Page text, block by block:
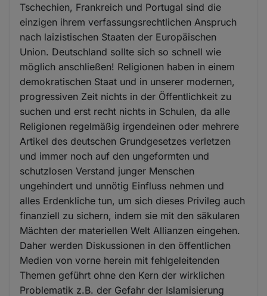
Tschechien, Frankreich und Portugal sind die
einzigen ihrem verfassungsrechtlichen Anspruch
nach laizistischen Staaten der Europäischen
Union. Deutschland sollte sich so schnell wie
möglich anschließen! Religionen haben in einem
demokratischen Staat und in unserer modernen,
progressiven Zeit nichts in der Öffentlichkeit zu
suchen und erst recht nichts in Schulen, da alle
Religionen regelmäßig irgendeinen oder mehrere
Artikel des deutschen Grundgesetzes verletzen
und immer noch auf den ungeformten und
schutzlosen Verstand junger Menschen
ungehindert und unnötig Einfluss nehmen und
alles Erdenkliche tun, um sich dieses Privileg auch
finanziell zu sichern, indem sie mit den säkularen
Mächten der materiellen Welt Allianzen eingehen.
Daher werden Diskussionen in den öffentlichen
Medien von vorne herein mit fehlgeleitenden
Themen geführt ohne den Kern der wirklichen
Problematik z.B. der Gefahr der Islamisierung